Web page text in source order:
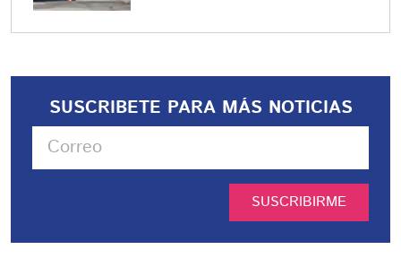
SUSCRIBETE PARA MÁS NOTICIAS
SUSCRIBIRME